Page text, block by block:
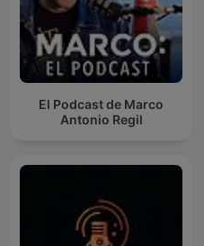
El Podcast de Marco
Antonio Regil